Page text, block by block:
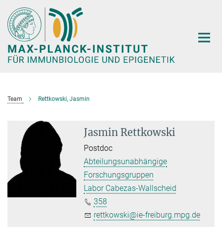
Hauptinhalt
Team Rettkowski, Jasmin
Jasmin Rettkowski
Postdoc
Abteilungsunabhängige
Forschungsgruppen
Labor Cabezas-Wallscheid
358
rettkowski@ie-freiburg.mpg.de